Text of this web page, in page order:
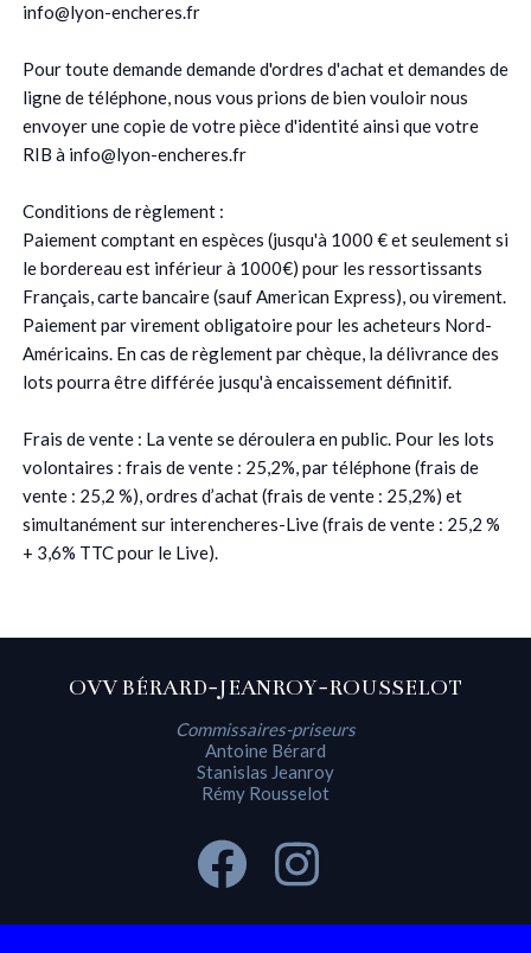
info@lyon-encheres.fr
Pour toute demande demande d'ordres d'achat et demandes de
ligne de téléphone, nous vous prions de bien vouloir nous
envoyer une copie de votre pièce d'identité ainsi que votre
RIB à info@lyon-encheres.fr
Conditions de règlement :
Paiement comptant en espèces (jusqu'à 1000 € et seulement si
le bordereau est inférieur à 1000€) pour les ressortissants
Français, carte bancaire (sauf American Express), ou virement.
Paiement par virement obligatoire pour les acheteurs Nord-
Américains. En cas de règlement par chèque, la délivrance des
lots pourra être différée jusqu'à encaissement définitif.
Frais de vente : La vente se déroulera en public. Pour les lots
volontaires : frais de vente : 25,2%, par téléphone (frais de
vente : 25,2 %), ordres d’achat (frais de vente : 25,2%) et
simultanément sur interencheres-Live (frais de vente : 25,2 %
+ 3,6% TTC pour le Live).
OVV BÉRARD-JEANROY-ROUSSELOT
Commissaires-priseurs
Antoine Bérard
Stanislas Jeanroy
Rémy Rousselot